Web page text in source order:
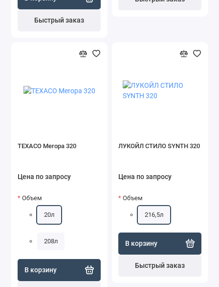
Быстрый заказ
TEXACO Meropa 320
Цена по запросу
Объем
20л
208л
В корзину
ЛУКОЙЛ СТИЛО SYNTH 320
Цена по запросу
Объем
216,5л
В корзину
Быстрый заказ